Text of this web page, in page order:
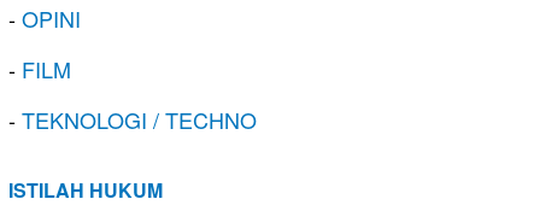
-OPINI
- FILM
-TEKNOLOGI / TECHNO
ISTILAH HUKUM